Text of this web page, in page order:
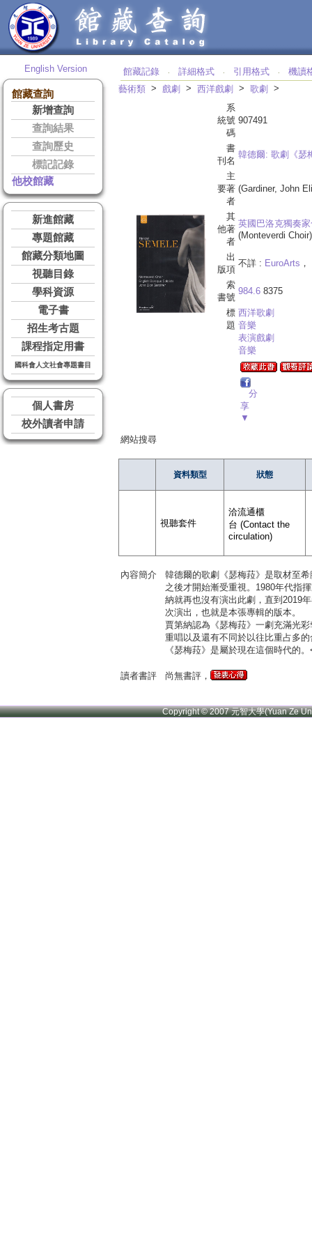
English Version
館藏查詢
新增查詢
查詢結果
查詢歷史
標記記錄
他校館藏
新進館藏
專題館藏
館藏分類地圖
視聽目錄
學科資源
電子書
招生考古題
課程指定用書
國科會人文社會專題書目
個人書房
校外讀者申請
館藏記錄 ‧ 詳細格式 ‧ 引用格式 ‧
機讀
藝術類 > 戲劇 > 西洋戲劇 > 歌劇
>
系
統號
碼
907491
書
刊名
韓德爾: 歌劇《瑟
主
要著
者
(Gardiner, John
其
他著
者
英國巴洛克獨奏
(Monteverdi Choir)
出
版項
不詳 : EuroArts
索
書號
984.6 8375
標
題
西洋歌劇
音樂
表演戲劇
音樂
分
享
▼
網站搜尋
資料類型 狀態
視聽套件
洽流通櫃
台 (Contact the
circulation)
內容簡介
韓德爾的歌劇《瑟梅菈》是取材至
之後才開始漸受重視。1980年代指
納就再也沒有演出此劇，直到2019
次演出，也就是本張專輯的版本。
賈第納認為《瑟梅菈》一劇充滿光
重唱以及還有不同於以往比重占多
《瑟梅菈》是屬於現在這個時代的
讀者書評 尚無書評，
Copyright © 2007 元智大學(Yuan Ze